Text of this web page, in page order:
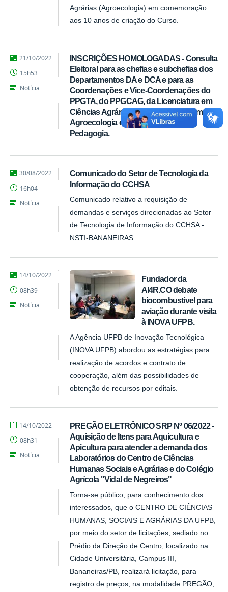
Agrárias (Agroecologia) em comemoração
aos 10 anos de criação do Curso.
INSCRIÇÕES HOMOLOGADAS - Consulta
Eleitoral para as chefias e subchefias dos
Departamentos DA e DCA e para as
Coordenações e Vice-Coordenações do
PPGTA, do PPGCAG, da Licenciatura em
Ciências Agrárias, do Bacharelado em
Agroecologia e da Licenciatura em
Pedagogia.
por
publicado
21/10/2022
15h53
Notícia
Comunicado do Setor de Tecnologia da
Informação do CCHSA
Comunicado relativo a requisição de
demandas e serviços direcionadas ao Setor
de Tecnologia de Informação do CCHSA -
NSTI-BANANEIRAS.
por
publicado
30/08/2022
16h04
Notícia
Fundador da
AI4R.CO debate
biocombustível para
aviação durante visita
à INOVA UFPB.
A Agência UFPB de Inovação Tecnológica
(INOVA UFPB) abordou as estratégias para
realização de acordos e contrato de
cooperação, além das possibilidades de
obtenção de recursos por editais.
por
publicado
14/10/2022
08h39
Notícia
PREGÃO ELETRÔNICO SRP Nº 06/2022 -
Aquisição de Itens para Aquicultura e
Apicultura para atender a demanda dos
Laboratórios do Centro de Ciências
Humanas Sociais e Agrárias e do Colégio
Agrícola "Vidal de Negreiros"
Torna-se público, para conhecimento dos
interessados, que o CENTRO DE CIÊNCIAS
HUMANAS, SOCIAIS E AGRÁRIAS DA UFPB,
por meio do setor de licitações, sediado no
Prédio da Direção de Centro, localizado na
Cidade Universitária, Campus III,
Bananeiras/PB, realizará licitação, para
registro de preços, na modalidade PREGÃO,
por
publicado
14/10/2022
08h31
Notícia